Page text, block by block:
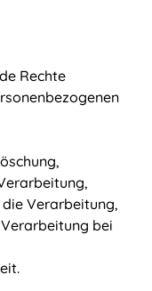
Rechte
Verarbeitung,
bei